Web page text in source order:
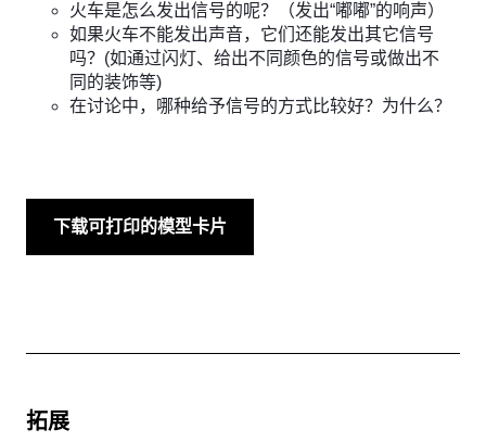
火车是怎么发出信号的呢？（发出“嘟嘟”的响声）
如果火车不能发出声音，它们还能发出其它信号
吗？(如通过闪灯、给出不同颜色的信号或做出不
同的装饰等)
在讨论中，哪种给予信号的方式比较好？为什么？
下载可打印的模型卡片
拓展